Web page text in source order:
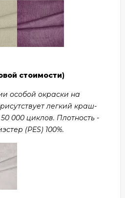
стоимости)
особой окраски на
легкий краш-
000 циклов. Плотность -
(PES) 100%.